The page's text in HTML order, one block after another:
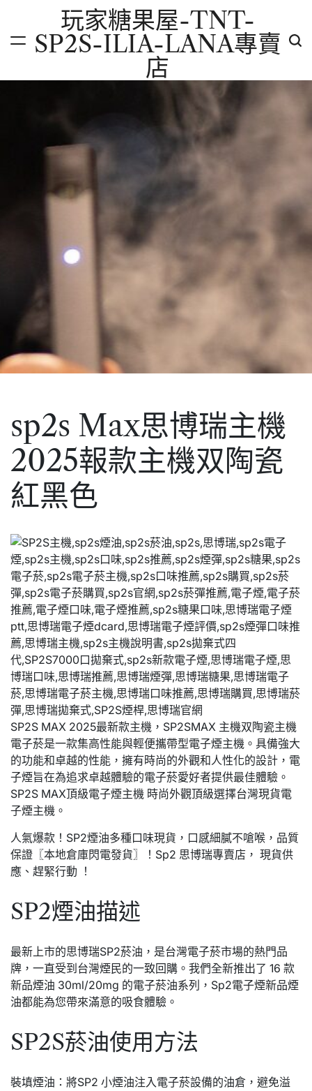
content
玩家糖果屋-TNT-
SP2S-ILIA-LANA專賣
店
sp2s Max思博瑞主機
2025報款主機双陶瓷
紅黑色
SP2S MAX 2025最新款主機，SP2SMAX 主機双陶瓷主機
電子菸是一款集高性能與輕便攜帶型電子煙主機。具備強大
的功能和卓越的性能，擁有時尚的外觀和人性化的設計，電
子煙旨在為追求卓越體驗的電子菸愛好者提供最佳體驗。
SP2S MAX頂級電子煙主機 時尚外觀頂級選擇台灣現貨電
子煙主機。
人氣爆款！SP2煙油多種口味現貨，口感細膩不嗆喉，品質
保證〖本地倉庫閃電發貨〗！Sp2 思博瑞專賣店， 現貨供
應、趕緊行動 ！
SP2煙油描述
最新上市的思博瑞SP2菸油，是台灣電子菸市場的熱門品
牌，一直受到台灣煙民的一致回購。我們全新推出了 16 款
新品煙油 30ml/20mg 的電子菸油系列，Sp2電子煙新品煙
油都能為您帶來滿意的吸食體驗。
SP2S菸油使用方法
裝填煙油：將SP2 小煙油注入電子菸設備的油倉，避免溢